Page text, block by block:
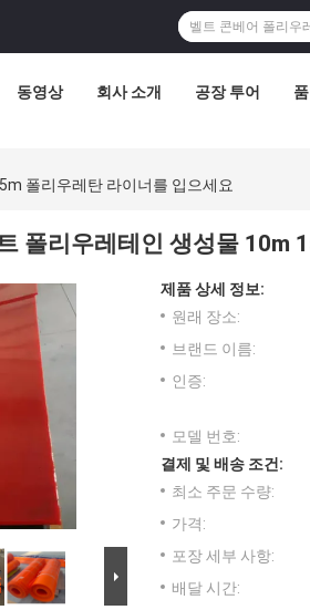
동영상 회사 소개 공장 투어
폴리우레탄 라이너를 입으세요
폴리우레테인 생성물 10m
제품 상세 정보:
원래 장소:
브랜드 이름:
인증:
모델 번호:
결제 및 배송 조건:
최소 주문 수량:
가격:
포장 세부 사항:
배달 시간: